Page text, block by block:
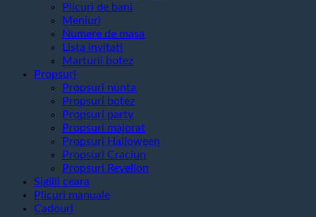
Plicuri de bani
Meniuri
Numere de masa
Lista invitati
Marturii botez
Propsuri
Propsuri nunta
Propsuri botez
Propsuri party
Propsuri majorat
Propsuri Halloween
Propsuri Craciun
Propsuri Revelion
Sigilii ceara
Plicuri manuale
Cadouri